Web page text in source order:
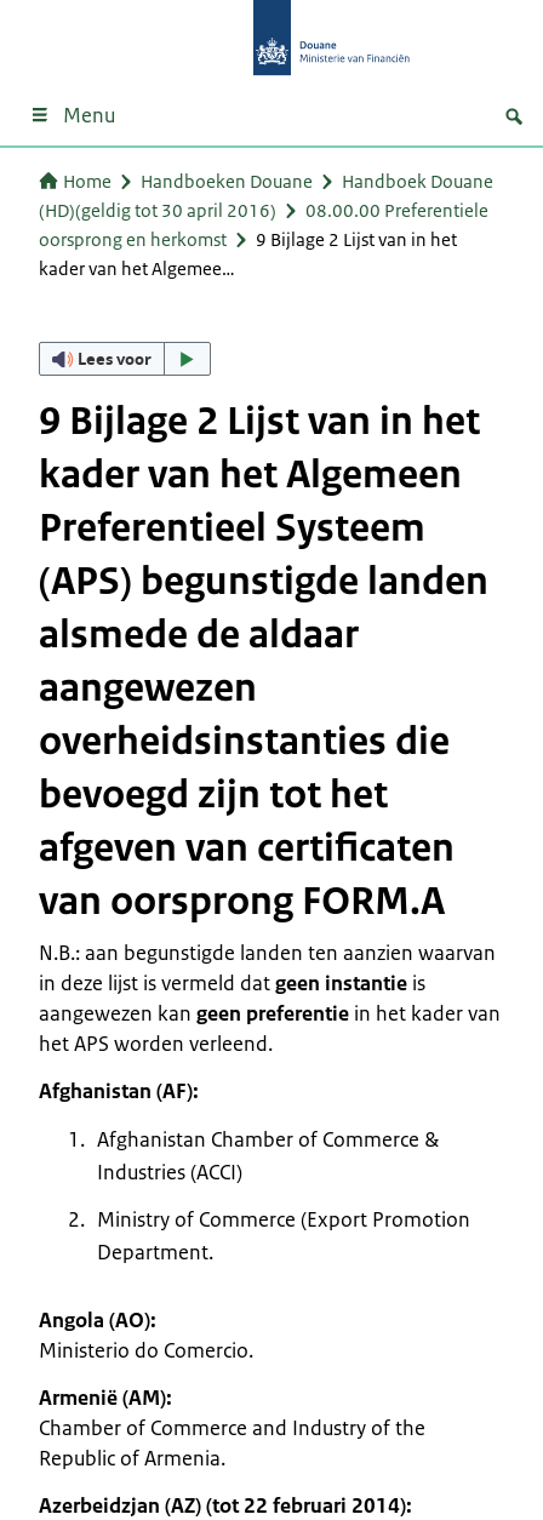
Menu
Home Handboeken Douane
Handboek Douane
(HD)(geldig tot 30 april 2016)
08.00.00 Preferentiele
oorsprong en herkomst
9 Bijlage 2 Lijst van in het
kader van het Algemee…
Lees voor
9 Bijlage 2 Lijst van in het
kader van het Algemeen
Preferentieel Systeem
(APS) begunstigde landen
alsmede de aldaar
aangewezen
overheidsinstanties die
bevoegd zijn tot het
afgeven van certificaten
van oorsprong FORM.A
N.B.: aan begunstigde landen ten aanzien waarvan
in deze lijst is vermeld datgeen instantie is
aangewezen kan geen preferentie in het kader van
het APS worden verleend.
Afghanistan (AF):
Afghanistan Chamber of Commerce &
Industries (ACCI)
Ministry of Commerce (Export Promotion
Department.
Angola (AO):
Ministerio do Comercio.
Armenië (AM):
Chamber of Commerce and Industry of the
Republic of Armenia.
Azerbeidzjan (AZ) (tot 22 februari 2014):